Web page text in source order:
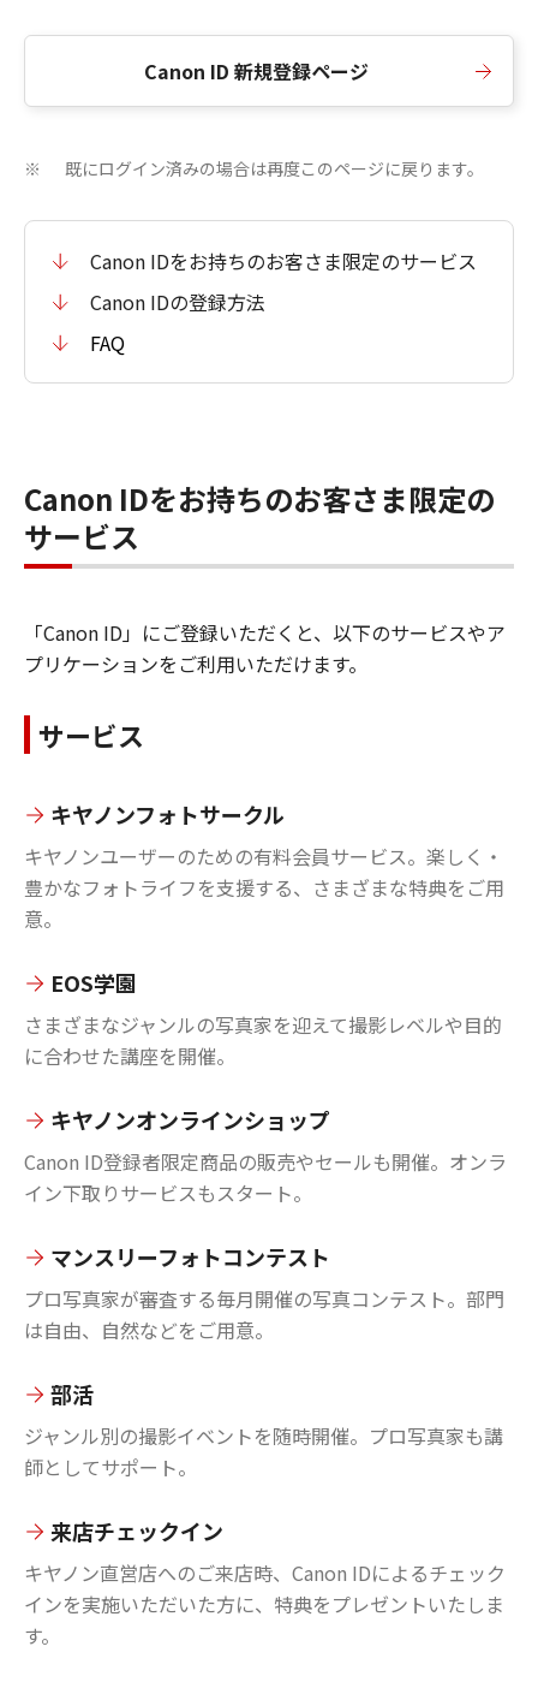
Canon ID 新規登録ページ
※ 既にログイン済みの場合は再度このページに戻ります。
Canon IDをお持ちのお客さま限定のサービス
Canon IDの登録方法
FAQ
Canon IDをお持ちのお客さま限定の
サービス
「Canon ID」にご登録いただくと、以下のサービスやア
プリケーションをご利用いただけます。
サービス
キヤノンフォトサークル
キヤノンユーザーのための有料会員サービス。楽しく・
豊かなフォトライフを支援する、さまざまな特典をご用
意。
EOS学園
さまざまなジャンルの写真家を迎えて撮影レベルや目的
に合わせた講座を開催。
キヤノンオンラインショップ
Canon ID登録者限定商品の販売やセールも開催。オンラ
イン下取りサービスもスタート。
マンスリーフォトコンテスト
プロ写真家が審査する毎月開催の写真コンテスト。部門
は自由、自然などをご用意。
部活
ジャンル別の撮影イベントを随時開催。プロ写真家も講
師としてサポート。
来店チェックイン
キヤノン直営店へのご来店時、Canon IDによるチェック
インを実施いただいた方に、特典をプレゼントいたしま
す。